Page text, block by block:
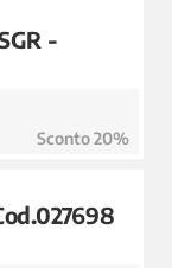
-
Sconto 20%